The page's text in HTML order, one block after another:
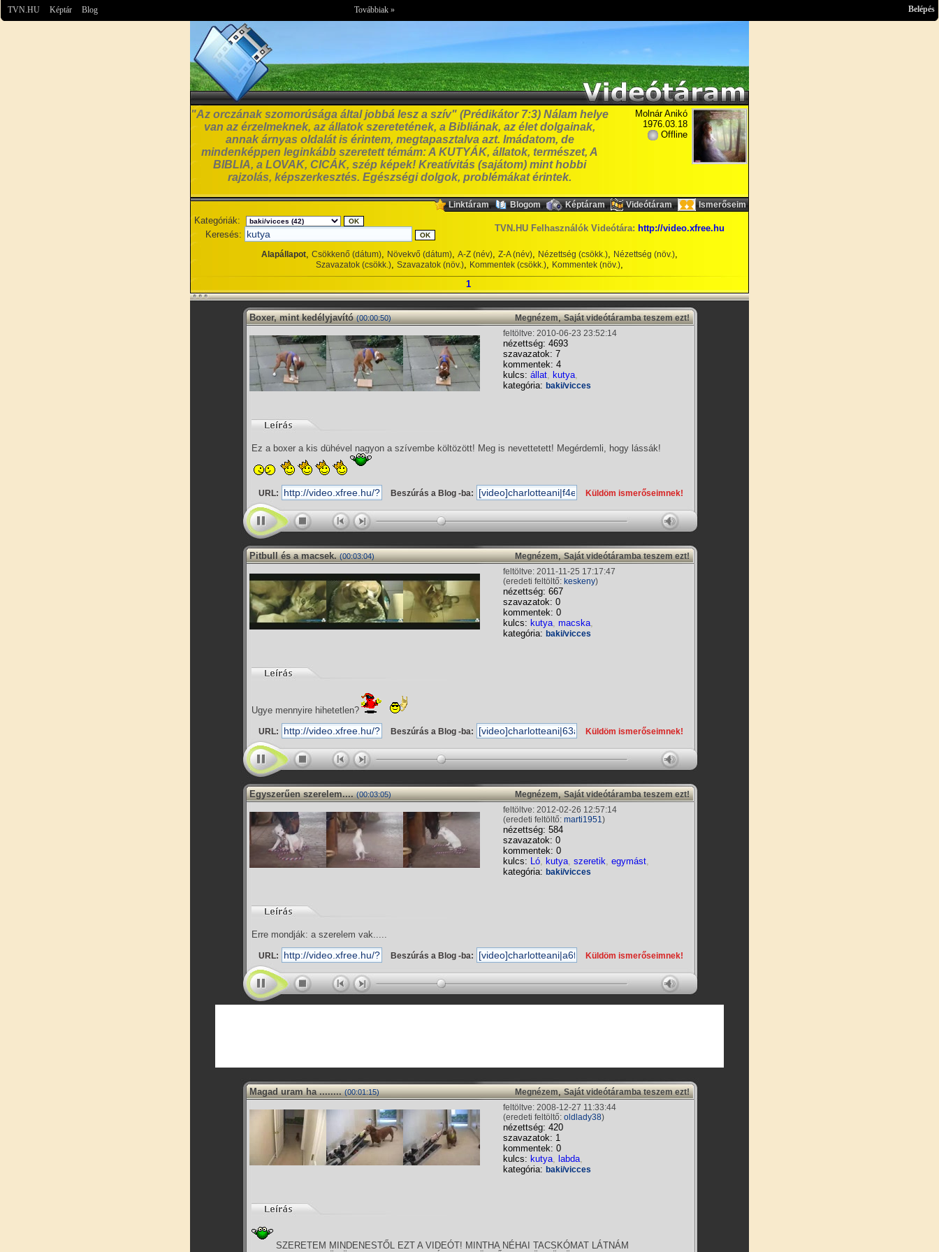
TVN.HU Képtár Blog Továbbiak » Belépés
"Az orczának szomorúsága által jobbá lesz a szív" (Prédikátor 7:3) Nálam helye
van az érzelmeknek, az állatok szeretetének, a Bibliának, az élet dolgainak,
annak árnyas oldalát is érintem, megtapasztalva azt. Imádatom, de
mindenképpen leginkább szeretett témám: A KUTYÁK, állatok, természet, A
BIBLIA, a LOVAK, CICÁK, szép képek! Kreatívitás (sajátom) mint hobbi
rajzolás, képszerkesztés. Egészségi dolgok, problémákat érintek.
Molnár Anikó
1976.03.18
Offline
Linktáram, Blogom, Képtáram, Videótáram, Ismerőseim
Kategóriák:
Keresés:
TVN.HU Felhasználók Videótára: http://video.xfree.hu
Alapállapot, Csökkenő (dátum), Növekvő (dátum), A-Z (név), Z-A (név), Nézettség (csökk.), Nézettség (növ.),
Szavazatok (csökk.), Szavazatok (növ.), Kommentek (csökk.), Kommentek (növ.),
1
Boxer, mint kedélyjavító (00:00:50) Megnézem,Saját videótáramba teszem ezt!
feltöltve: 2010-06-23 23:52:14
nézettség: 4693
szavazatok: 7
kommentek: 4
kulcs: állat, kutya,
kategória: baki/vicces
Ez a boxer a kis dühével nagyon a szívembe költözött! Meg is nevettetett! Megérdemli, hogy lássák!
URL: Beszúrás a Blog -ba: Küldöm ismerőseimnek!
Pitbull és a macsek. (00:03:04) Megnézem,Saját videótáramba teszem ezt!
feltöltve: 2011-11-25 17:17:47
(eredeti feltöltő: keskeny)
nézettség: 667
szavazatok: 0
kommentek: 0
kulcs: kutya, macska,
kategória: baki/vicces
Ugye mennyire hihetetlen?
URL: Beszúrás a Blog -ba: Küldöm ismerőseimnek!
Egyszerűen szerelem.... (00:03:05) Megnézem,Saját videótáramba teszem ezt!
feltöltve: 2012-02-26 12:57:14
(eredeti feltöltő: marti1951)
nézettség: 584
szavazatok: 0
kommentek: 0
kulcs: Ló, kutya, szeretik, egymást,
kategória: baki/vicces
Erre mondják: a szerelem vak.....
URL: Beszúrás a Blog -ba: Küldöm ismerőseimnek!
Magad uram ha ........ (00:01:15) Megnézem,Saját videótáramba teszem ezt!
feltöltve: 2008-12-27 11:33:44
(eredeti feltöltő: oldlady38)
nézettség: 420
szavazatok: 1
kommentek: 0
kulcs: kutya, labda,
kategória: baki/vicces
SZERETEM MINDENESTŐL EZT A VIDEÓT! MINTHA NÉHAI TACSKÓMAT LÁTNÁM